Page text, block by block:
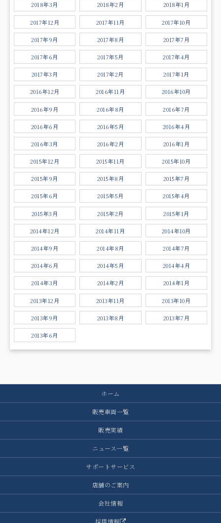
2018年3月 2018年2月 2018年1月
2017年12月 2017年11月 2017年10月
2017年9月 2017年8月 2017年7月
2017年6月 2017年5月 2017年4月
2017年3月 2017年2月 2017年1月
2016年12月 2016年11月 2016年10月
2016年9月 2016年8月 2016年7月
2016年6月 2016年5月 2016年4月
2016年3月 2016年2月 2016年1月
2015年12月 2015年11月 2015年10月
2015年9月 2015年8月 2015年7月
2015年6月 2015年5月 2015年4月
2015年3月 2015年2月 2015年1月
2014年12月 2014年11月 2014年10月
2014年9月 2014年8月 2014年7月
2014年6月 2014年5月 2014年4月
2014年3月 2014年2月 2014年1月
2013年12月 2013年11月 2013年10月
2013年9月 2013年8月 2013年7月
2013年6月
ホーム
販売車両一覧
販売実績
ニュース一覧
サポートサービス
店舗のご案内
会社情報
採用情報